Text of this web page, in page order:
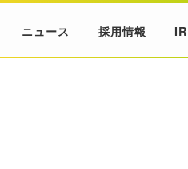
ニュース 採用情報 IR